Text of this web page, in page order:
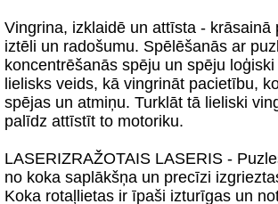
Vingrina, izklaidē un attīsta - krāsainā
iztēli un radošumu. Spēlēšanās ar
koncentrēšanās spēju un spēju
lielisks veids, kā vingrināt pacietību,
spējas un atmiņu. Turklāt tā lieliski
palīdz attīstīt to motoriku.
LASERIZRAŽOTAIS LASERIS -
no koka saplākšņa un precīzi
Koka rotaļlietas ir īpaši izturīgas un